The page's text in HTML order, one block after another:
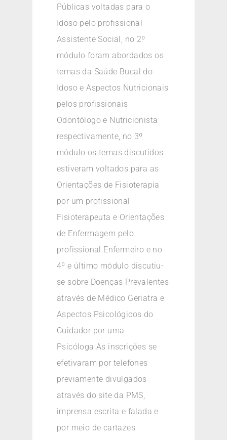
Públicas voltadas para o
Idoso pelo profissional
Assistente Social, no 2º
módulo foram abordados os
temas da Saúde Bucal do
Idoso e Aspectos Nutricionais
pelos profissionais
Odontólogo e Nutricionista
respectivamente, no 3º
módulo os temas discutidos
estiveram voltados para as
Orientações de Fisioterapia
por um profissional
Fisioterapeuta e Orientações
de Enfermagem pelo
profissional Enfermeiro e no
4º e último módulo discutiu-
se sobre Doenças Prevalentes
através de Médico Geriatra e
Aspectos Psicológicos do
Cuidador por uma
Psicóloga.As inscrições se
efetivaram por telefones
previamente divulgados
através do site da PMS,
imprensa escrita e falada e
por meio de cartazes